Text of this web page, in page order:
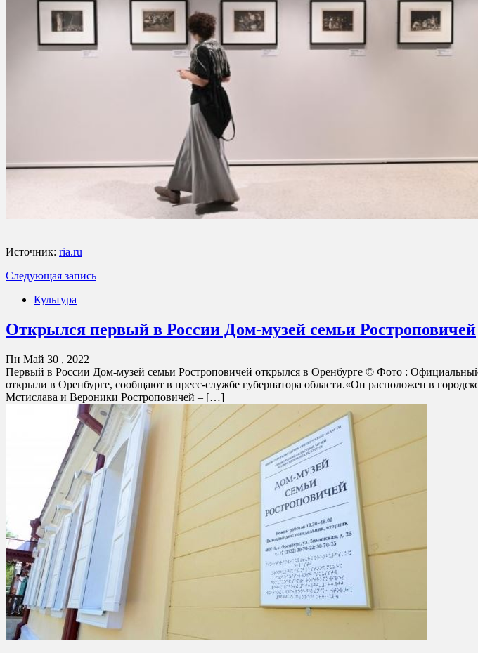
Источник: ria.ru
Следующая запись
Культура
Открылся первый в России Дом-музей семьи Ростроповичей
Пн Май 30 , 2022
Первый в России Дом-музей семьи Ростроповичей открылся в Оренбурге © Фото :
открыли в Оренбурге, сообщают в пресс-службе губернатора области.«Он расположен в
Мстислава и Вероники Ростроповичей – […]